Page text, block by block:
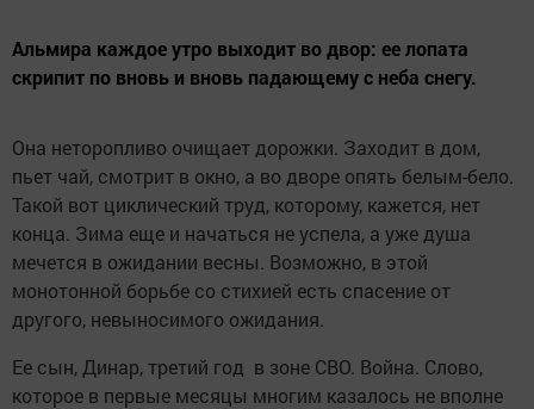
Альмира каждое утро выходит во двор: ее лопата
скрипит по вновь и вновь падающему с неба снегу.
Она неторопливо очищает дорожки. Заходит в дом,
пьет чай, смотрит в окно, а во дворе опять белым-бело.
Такой вот циклический труд, которому, кажется, нет
конца. Зима еще и начаться не успела, а уже душа
мечется в ожидании весны. Возможно, в этой
монотонной борьбе со стихией есть спасение от
другого, невыносимого ожидания.
Ее сын, Динар, третий год в зоне СВО. Война. Слово,
которое в первые месяцы многим казалось не вполне